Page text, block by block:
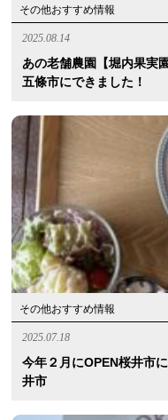
その他おすすめ情報
2025.08.14
あの老舗農園【堀内果実
五條市にできました！
その他おすすめ情報
2025.07.18
今年２月にOPEN桜井市
井市